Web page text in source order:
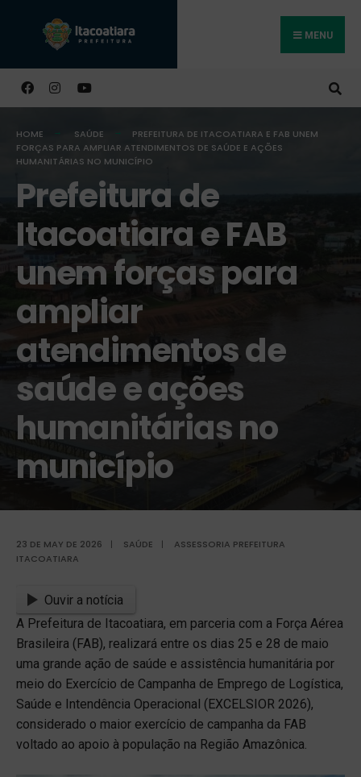
MENU
HOME SAÚDE
PREFEITURA DE ITACOATIARA E FAB UNEM
FORÇAS PARA AMPLIAR ATENDIMENTOS DE SAÚDE E AÇÕES
HUMANITÁRIAS NO MUNICÍPIO
Prefeitura de
Itacoatiara e FAB
unem forças para
ampliar
atendimentos de
saúde e ações
humanitárias no
município
23 DE MAY DE 2026 | SAÚDE |
ASSESSORIA PREFEITURA
ITACOATIARA
Ouvir a notícia
A Prefeitura de Itacoatiara, em parceria com a Força Aérea
Brasileira (FAB), realizará entre os dias 25 e 28 de maio
uma grande ação de saúde e assistência humanitária por
meio do Exercício de Campanha de Emprego de Logística,
Saúde e Intendência Operacional (EXCELSIOR 2026),
considerado o maior exercício de campanha da FAB
voltado ao apoio à população na Região Amazônica.
Buscar